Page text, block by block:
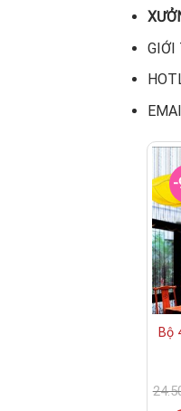
GIỚI
-
Bộ